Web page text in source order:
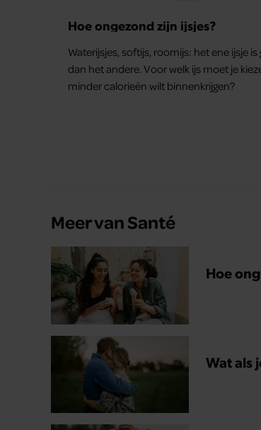
Hoe ongezond zijn ijsjes?
Waterijsjes, softijs, roomijs: het ene ijsje
dan het andere. Voor welk ijs moet je
minder calorieën wilt binnenkrijgen?
Meer van Santé
Hoe
Wat als